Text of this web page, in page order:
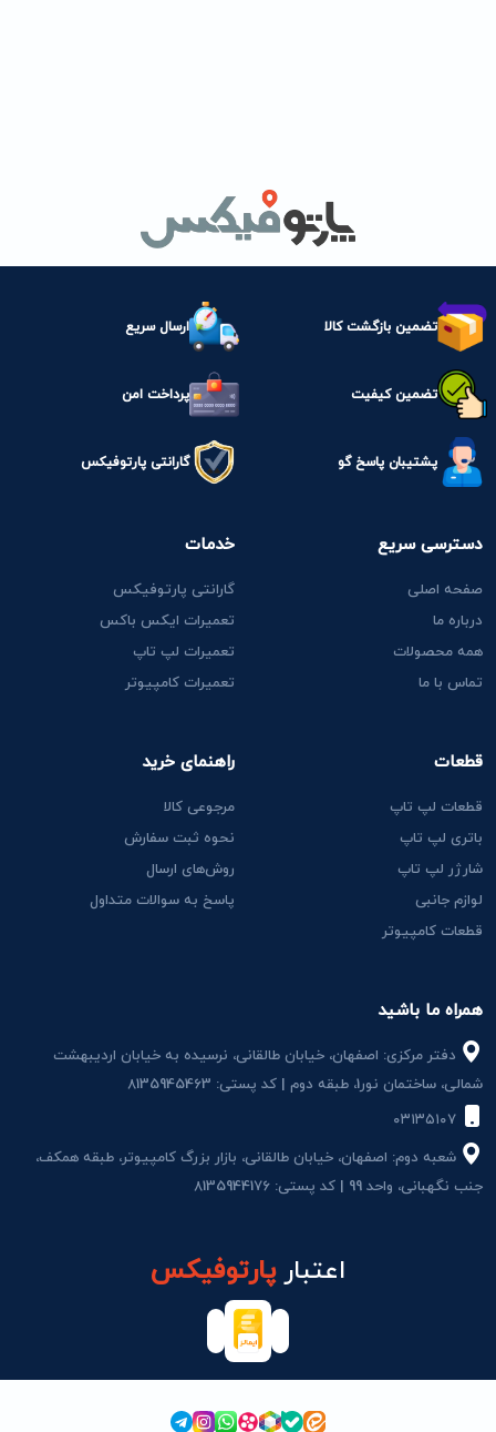
تضمین بازگشت کالا ارسال سریع
تضمین کیفیت پرداخت امن
پشتیبان پاسخ گو گارانتی پارتوفیکس
همراه ما باشید
دفتر مرکزی: اصفهان، خیابان طالقانی، نرسیده به خیابان اردیبهشت
شمالی، ساختمان نور1، طبقه دوم | کد پستی: 8135945463
شعبه دوم: اصفهان، خیابان طالقانی، بازار بزرگ کامپیوتر، طبقه همکف،
جنب نگهبانی، واحد 99 | کد پستی: 8135944176
دسترسی سریع
صفحه اصلی
درباره ما
همه محصولات
تماس با ما
قطعات
قطعات لپ تاپ
باتری لپ تاپ
شارژر لپ تاپ
لوازم جانبی
قطعات کامپیوتر
خدمات
گارانتی پارتوفیکس
تعمیرات ایکس باکس
تعمیرات لپ تاپ
تعمیرات کامپیوتر
راهنمای خرید
مرجوعی کالا
نحوه ثبت سفارش
روش‌های ارسال
پاسخ به سوالات متداول
اعتبارپارتوفیکس